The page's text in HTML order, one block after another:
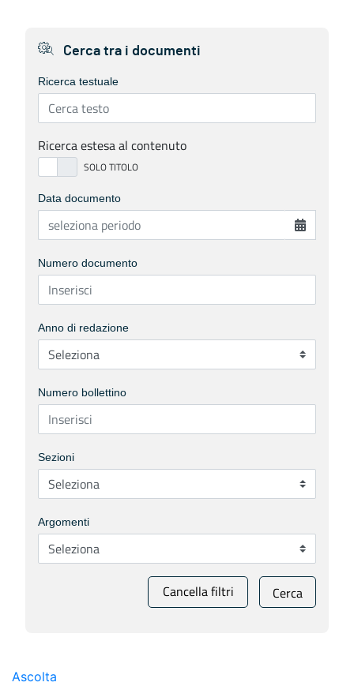
Cerca tra i documenti
Ricerca testuale
Ricerca estesa al contenuto
Data documento
Numero documento
Anno di redazione
Numero bollettino
Sezioni
Argomenti
Cancella filtri Cerca
Ascolta